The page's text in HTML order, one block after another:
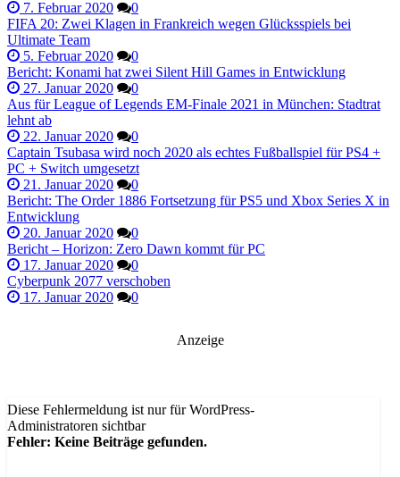
7. Februar 2020
0
FIFA 20: Zwei Klagen in Frankreich wegen Glücksspiels bei
Ultimate Team
5. Februar 2020
0
Bericht: Konami hat zwei Silent Hill Games in Entwicklung
27. Januar 2020
0
Aus für League of Legends EM-Finale 2021 in München: Stadtrat
lehnt ab
22. Januar 2020
0
Captain Tsubasa wird noch 2020 als echtes Fußballspiel für PS4 +
PC + Switch umgesetzt
21. Januar 2020
0
Bericht: The Order 1886 Fortsetzung für PS5 und Xbox Series X in
Entwicklung
20. Januar 2020
0
Bericht – Horizon: Zero Dawn kommt für PC
17. Januar 2020
0
Cyberpunk 2077 verschoben
17. Januar 2020
0
Anzeige
Diese Fehlermeldung ist nur für WordPress-
Administratoren sichtbar
Fehler: Keine Beiträge gefunden.